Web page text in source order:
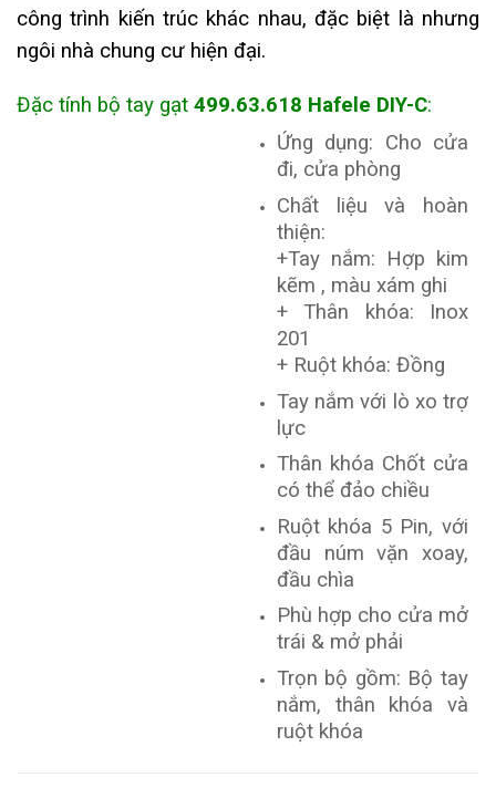
công trình kiến trúc khác nhau, đặc biệt là nhưng
ngôi nhà chung cư hiện đại.
Đặc tính bộ tay gạt 499.63.618 Hafele DIY-C:
Ứng dụng: Cho cửa
đi, cửa phòng
Chất liệu và hoàn
thiện:
+Tay nắm: Hợp kim
kẽm , màu xám ghi
+ Thân khóa: Inox
201
+ Ruột khóa: Đồng
Tay nắm với lò xo trợ
lực
Thân khóa Chốt cửa
có thể đảo chiều
Ruột khóa 5 Pin, với
đầu núm vặn xoay,
đầu chìa
Phù hợp cho cửa mở
trái & mở phải
Trọn bộ gồm: Bộ tay
nắm, thân khóa và
ruột khóa